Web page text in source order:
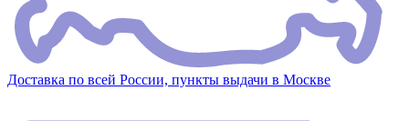
Доставка по всей России, пункты выдачи в Москве